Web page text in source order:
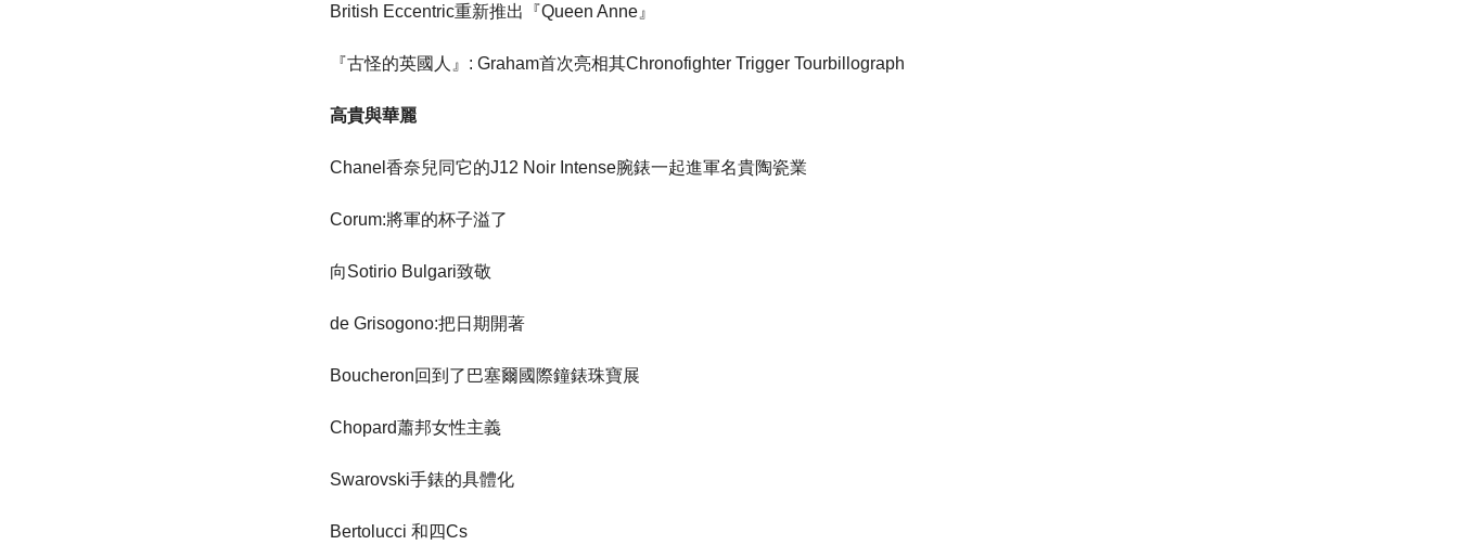
British Eccentric重新推出『Queen Anne』
『古怪的英國人』: Graham首次亮相其Chronofighter Trigger Tourbillograph
高貴與華麗
Chanel香奈兒同它的J12 Noir Intense腕錶一起進軍名貴陶瓷業
Corum:將軍的杯子溢了
向Sotirio Bulgari致敬
de Grisogono:把日期開著
Boucheron回到了巴塞爾國際鐘錶珠寶展
Chopard蕭邦女性主義
Swarovski手錶的具體化
Bertolucci 和四Cs